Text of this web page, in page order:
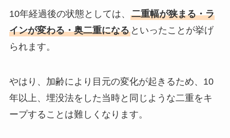
10年経過後の状態としては、 二重幅が狭まる・ラ
インが変わる・奥二重になるといったことが挙げ
られます。
やはり、加齢により目元の変化が起きるため、10
年以上、埋没法をした当時と同じような二重をキ
ープすることは難しくなります。